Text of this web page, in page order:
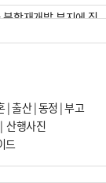
항재개발 부지에 짓
판이라…가뭄 속 밀
만 원 받는다
동자 추락사
한 조력’ 시의원 윤리
도 신고접수
|출산|동정 |부고
| 산행사진
드